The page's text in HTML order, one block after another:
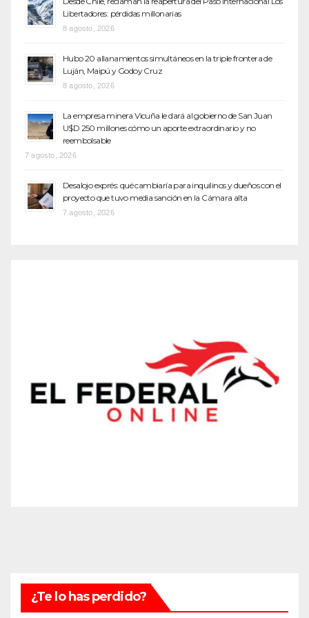
Libertadores: pérdidas millonarias
8 agosto, 2026
Hubo 20 allanamientos simultáneos en la triple frontera de
Luján, Maipú y Godoy Cruz
8 agosto, 2026
La empresa minera Vicuña le dará al gobierno de San Juan
U$D 250 millones cómo un aporte extraordinario y no
reembolsable
7 agosto, 2026
Desalojo exprés: qué cambiaría para inquilinos y dueños con el
proyecto que tuvo media sanción en la Cámara alta
7 agosto, 2026
¿Te lo has perdido?